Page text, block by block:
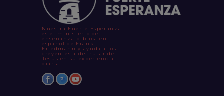
Nuestra Fuerte Esperanza
es el ministerio de
enseñanza bíblica en
español de Frank
Friedmann y ayuda a los
creyentes a disfrutar de
Jesús en su experiencia
diaria.